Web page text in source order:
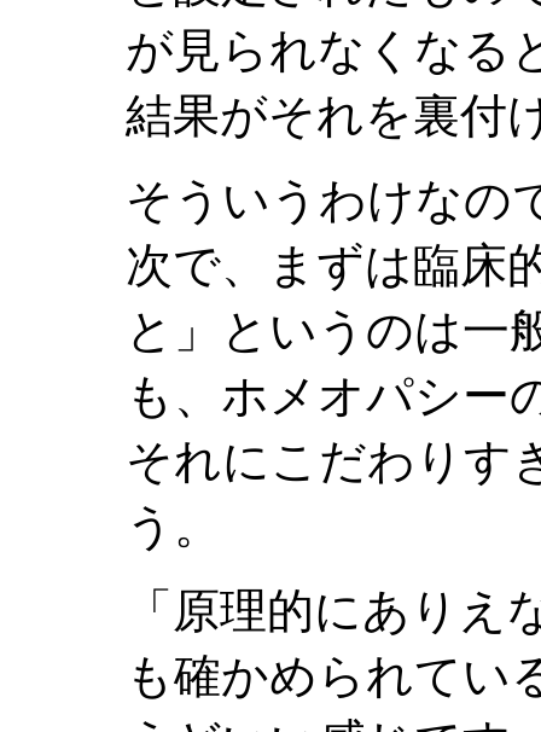
が見られなくなる
結果がそれを裏付
そういうわけなの
次で、まずは臨床
と」というのは一
も、ホメオパシー
それにこだわりす
う。
「原理的にあり
も確かめられてい